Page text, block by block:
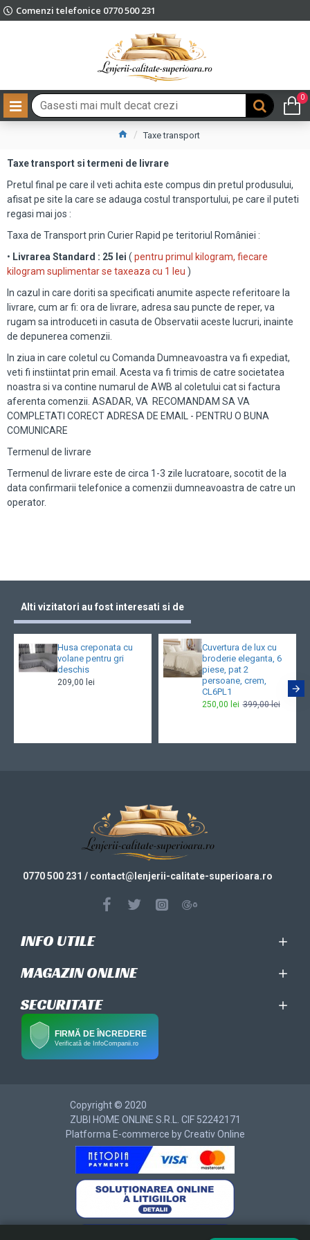
Comenzi telefonice 0770 500 231
0
Taxe transport
Taxe transport si termeni de livrare
Pretul final pe care il veti achita este compus din pretul produsului,
afisat pe site la care se adauga costul transportului, pe care il puteti
regasi mai jos :
Taxa de Transport prin Curier Rapid pe teritoriul României :
• Livrarea Standard : 25 lei ( pentru primul kilogram, fiecare
kilogram suplimentar se taxeaza cu 1 leu )
In cazul in care doriti sa specificati anumite aspecte referitoare la
livrare, cum ar fi: ora de livrare, adresa sau puncte de reper, va
rugam sa introduceti in casuta de Observatii aceste lucruri, inainte
de depunerea comenzii.
In ziua in care coletul cu Comanda Dumneavoastra va fi expediat,
veti fi instiintat prin email. Acesta va fi trimis de catre societatea
noastra si va contine numarul de AWB al coletului cat si factura
aferenta comenzii. ASADAR, VA RECOMANDAM SA VA
COMPLETATI CORECT ADRESA DE EMAIL - PENTRU O BUNA
COMUNICARE
Termenul de livrare
Termenul de livrare este de circa 1-3 zile lucratoare, socotit de la
data confirmarii telefonice a comenzii dumneavoastra de catre un
operator.
Alti vizitatori au fost interesati si de
Husa creponata cu
volane pentru gri
deschis
209,00 lei
Cuvertura de lux cu
broderie eleganta, 6
piese, pat 2
persoane, crem,
CL6PL1
250,00 lei 399,00 lei
0770 500 231 / contact@ lenjerii-calitate-superioara.ro
INFO UTILE
MAGAZIN ONLINE
SECURITATE
FIRMĂ DE ÎNCREDERE
Verificată de InfoCompanii.ro
Copyright © 2020
ZUBI HOME ONLINE S.R.L. CIF 52242171
Platforma E-commerce by Creativ Online